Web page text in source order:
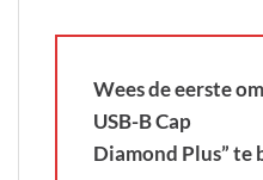
Wees de eerste
USB-B Cap
Diamond Plus” te